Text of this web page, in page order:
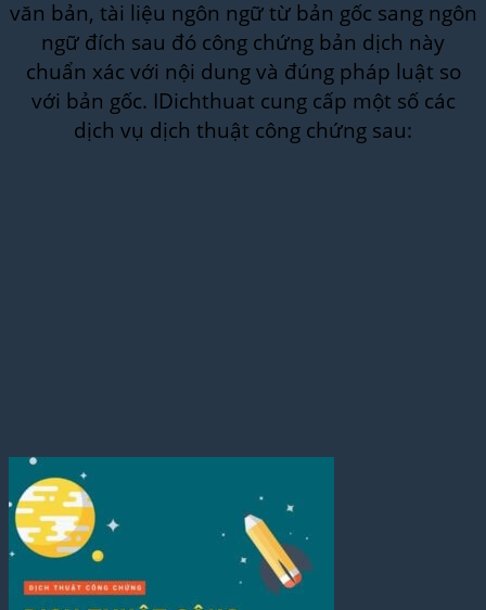
văn bản, tài liệu ngôn ngữ từ bản gốc sang ngôn
ngữ đích sau đó công chứng bản dịch này
chuẩn xác với nội dung và đúng pháp luật so
với bản gốc. IDichthuat cung cấp một số các
dịch vụ dịch thuật công chứng sau: